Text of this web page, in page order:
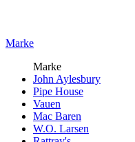
Marke
Marke
John Aylesbury
Pipe House
Vauen
Mac Baren
W.O. Larsen